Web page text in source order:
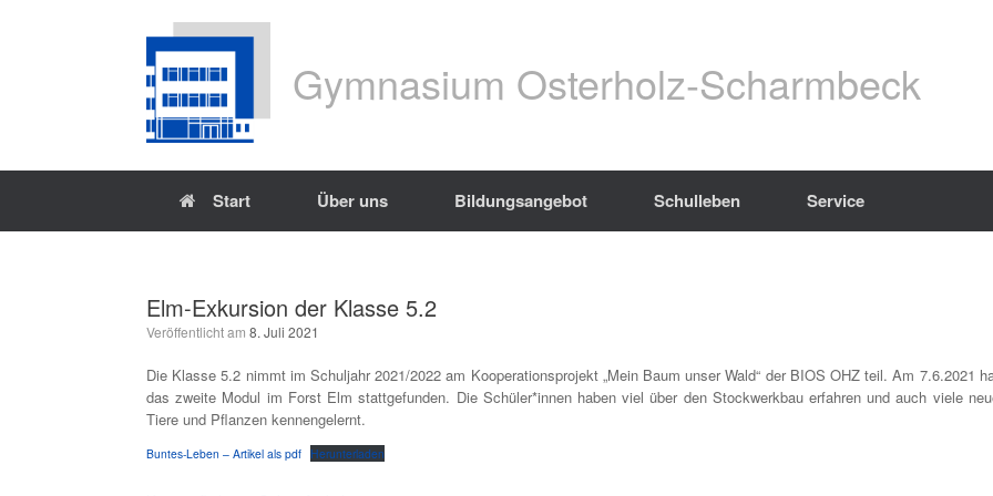
Gymnasium Osterholz-Scharmbeck
Start Über uns Bildungsangebot Schulleben Service
Elm-Exkursion der Klasse 5.2
Veröffentlicht am 8. Juli 2021
Die Klasse 5.2 nimmt im Schuljahr 2021/2022 am Kooperationsprojekt „Mein Baum unser Wald“ der BIOS OHZ teil. Am 7.6.2021
das zweite Modul im Forst Elm stattgefunden. Die Schüler*innen haben viel über den Stockwerkbau erfahren und auch viele
Tiere und Pflanzen kennengelernt.
Buntes-Leben – Artikel als pdf Herunterladen